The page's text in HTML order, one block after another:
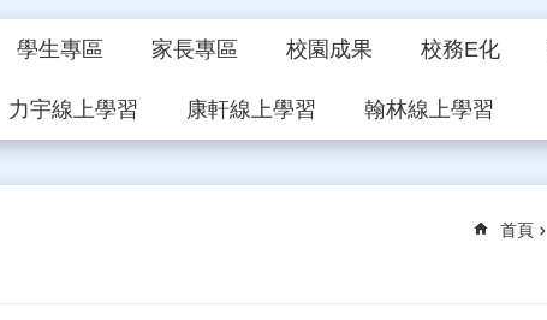
學生專區 家長專區 校園成果 校務E化
力宇線上學習 康軒線上學習 翰林線上學習
首頁